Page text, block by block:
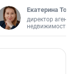
Екатерина
директор
недвижимости